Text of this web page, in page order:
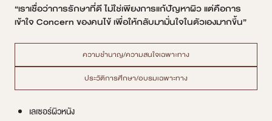
“เราเชื่อว่าการรักษาที่ดี ไม่ใช่เพียงการแก้ปัญหาผิว แต่คือการ
เข้าใจ Concern ของคนไข้ เพื่อให้กลับมามั่นใจในตัวเองมากขึ้น”
ความชำนาญ/ความสนใจเฉพาะทาง
ประวัติการศึกษา/อบรมเฉพาะทาง
เลเซอร์ผิวหนัง